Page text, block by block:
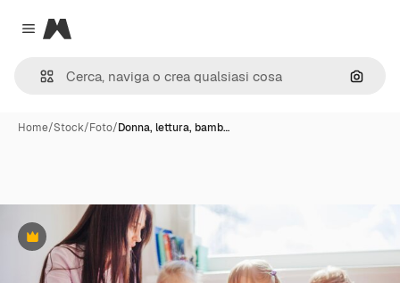
Close menu
Magnific
Cerca
Home/Stock/Foto/Donna, lettura, bamb…
Premium